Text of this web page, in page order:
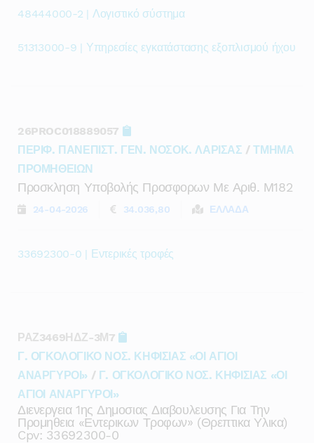
48444000-2 | Λογιστικό σύστημα
51313000-9 | Υπηρεσίες εγκατάστασης εξοπλισμού ήχου
26PROC018889057
ΠΕΡΙΦ. ΠΑΝΕΠΙΣΤ. ΓΕΝ. ΝΟΣΟΚ. ΛΑΡΙΣΑΣ /ΤΜΗΜΑ
ΠΡΟΜΗΘΕΙΩΝ
Προσκληση Υποβολής Προσφορων Με Αριθ. Μ182
24-04-2026 34.036,80 ΕΛΛΑΔΑ
33692300-0 | Εντερικές τροφές
ΡΑΖ3469ΗΔΖ-3Μ7
Γ. ΟΓΚΟΛΟΓΙΚΟ ΝΟΣ. ΚΗΦΙΣΙΑΣ «ΟΙ ΑΓΙΟΙ
ΑΝΑΡΓΥΡΟΙ» / Γ. ΟΓΚΟΛΟΓΙΚΟ ΝΟΣ. ΚΗΦΙΣΙΑΣ «ΟΙ
ΑΓΙΟΙ ΑΝΑΡΓΥΡΟΙ»
Διενεργεια 1ης Δημοσιας Διαβουλευσης Για Την
Προμηθεια «εντερικων Τροφων» (θρεπτικα Υλικα)
Cpv: 33692300-0